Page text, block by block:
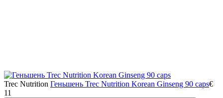
Trec Nutrition Геньшень Trec Nutrition Korean Ginseng 90 caps€
11